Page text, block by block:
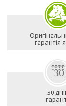
гарантія
30